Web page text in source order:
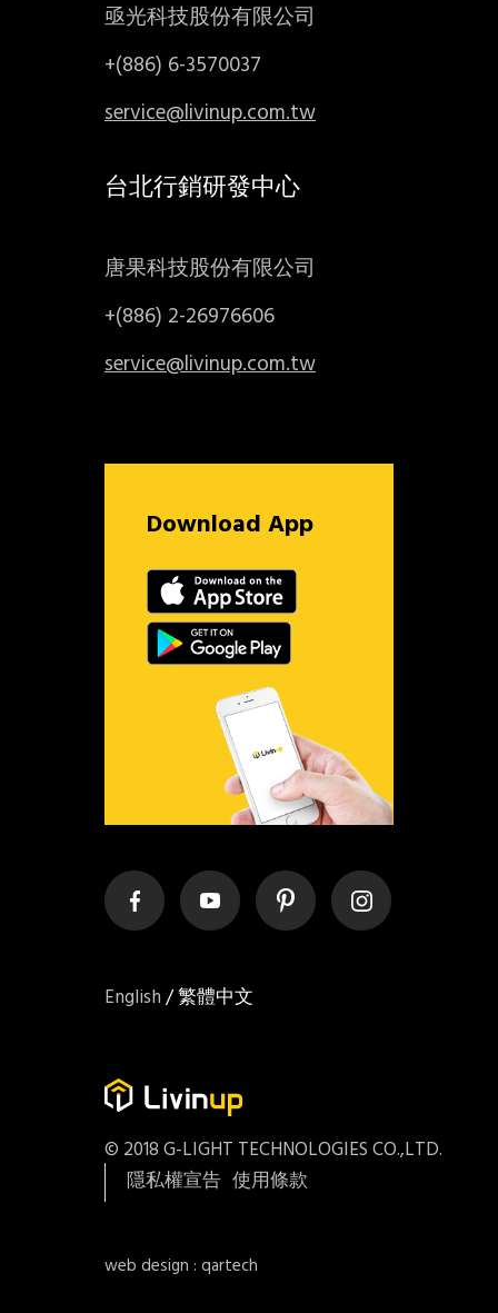
亟光科技股份有限公司
+(886) 6-3570037
service@livinup.com.tw
台北行銷研發中心
唐果科技股份有限公司
+(886) 2-26976606
service@livinup.com.tw
Download App
English/繁體中文
© 2018 G-LIGHT TECHNOLOGIES CO.,LTD.
隱私權宣告 使用條款
web design : qartech